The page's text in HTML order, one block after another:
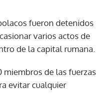
fueron detenidos
varios actos de
de la capital rumana.
de las fuerzas
evitar cualquier